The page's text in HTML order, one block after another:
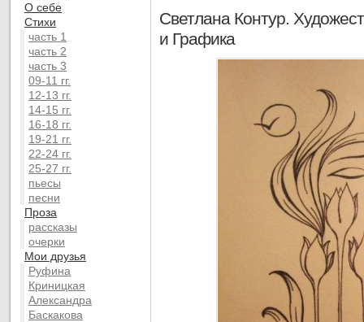
O себе
Cтихи
часть 1
часть 2
часть 3
09-11 гг.
12-13 гг.
14-15 гг.
16-18 гг.
19-21 гг.
22-24 гг.
25-27 гг.
пьесы
песни
Проза
рассказы
очерки
Мои друзья
Руфина
Криницкая
Александра
Баскакова
Светлана Контур.
и Графика